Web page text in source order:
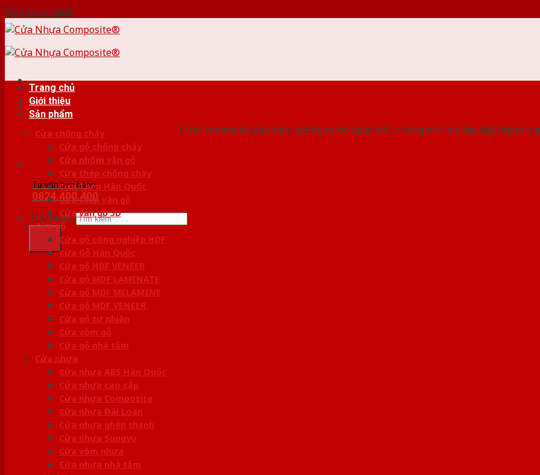
Skip to content
Cửa Composite siêu bền, chống nước tuyệt đối, chống mối mọt, lắp đặt nhanh gọn
Tư vấn bán hàng
0824.400.400
Tìm kiếm:
Trang chủ
Giới thiệu
Sản phẩm
Cửa chống cháy
Cửa gỗ chống cháy
Cửa nhôm vân gỗ
Cửa thép chống cháy
Cửa Thép Hàn Quốc
Cửa thép vân gỗ
Cửa vân gỗ 5D
Cửa gỗ
Cửa gỗ công nghiệp HDF
Cửa Gỗ Hàn Quốc
Cửa gỗ HDF VENEER
Cửa gỗ MDF LAMINATE
Cửa gỗ MDF MELAMINE
Cửa gỗ MDF VENEER
Cửa gỗ tự nhiên
Cửa vòm gỗ
Cửa gỗ nhà tắm
Cửa nhựa
Cửa nhựa ABS Hàn Quốc
Cửa nhựa cao cấp
Cửa nhựa Composite
Cửa nhựa Đài Loan
Cửa nhựa ghép thanh
Cửa nhựa Sungyu
Cửa vòm nhựa
Cửa nhựa nhà tắm